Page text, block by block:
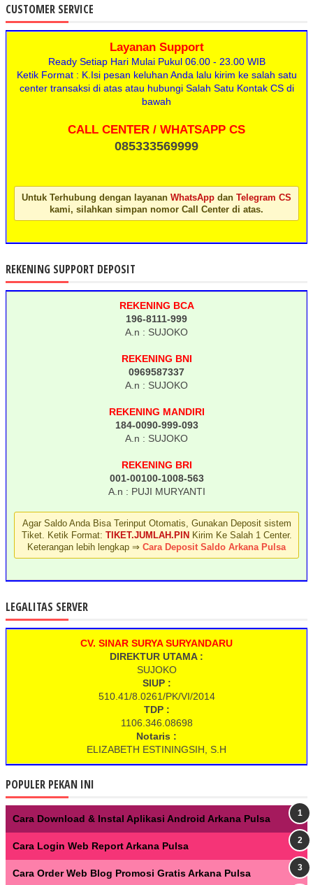
CUSTOMER SERVICE
Layanan Support
Ready Setiap Hari Mulai Pukul 06.00 - 23.00 WIB
Ketik Format : K.Isi pesan keluhan Anda lalu kirim ke salah satu
center transaksi di atas atau hubungi Salah Satu Kontak CS di
bawah
CALL CENTER / WHATSAPP CS
085333569999
Untuk Terhubung dengan layanan WhatsApp dan Telegram CS
kami, silahkan simpan nomor Call Center di atas.
REKENING SUPPORT DEPOSIT
REKENING BCA
196-8111-999
A.n : SUJOKO
REKENING BNI
0969587337
A.n : SUJOKO
REKENING MANDIRI
184-0090-999-093
A.n : SUJOKO
REKENING BRI
001-00100-1008-563
A.n : PUJI MURYANTI
Agar Saldo Anda Bisa Terinput Otomatis, Gunakan Deposit sistem
Tiket. Ketik Format: TIKET.JUMLAH.PIN Kirim Ke Salah 1 Center.
Keterangan lebih lengkap ⇒ Cara Deposit Saldo Arkana Pulsa
LEGALITAS SERVER
CV. SINAR SURYA SURYANDARU
DIREKTUR UTAMA :
SUJOKO
SIUP :
510.41/8.0261/PK/VI/2014
TDP :
1106.346.08698
Notaris :
ELIZABETH ESTININGSIH, S.H
POPULER PEKAN INI
Cara Download & Instal Aplikasi Android Arkana Pulsa
Cara Login Web Report Arkana Pulsa
Cara Order Web Blog Promosi Gratis Arkana Pulsa